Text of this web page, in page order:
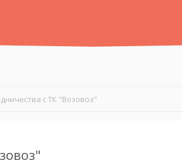
с ТК "Возовоз"